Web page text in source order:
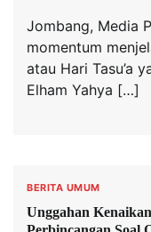
Jombang, Media
momentum
atau Hari Tasu’a
Elham Yahya […]
BERITA UMUM
Unggahan